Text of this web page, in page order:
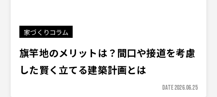
家づくりコラム
旗竿地のメリットは？間口や接道を考慮
した賢く立てる建築計画とは
DATE 2026.06.25